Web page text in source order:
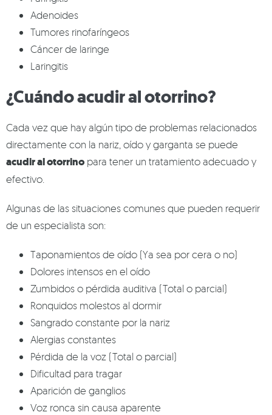
Adenoides
Tumores rinofaríngeos
Cáncer de laringe
Laringitis
¿Cuándo acudir al otorrino?
Cada vez que hay algún tipo de problemas relacionados
directamente con la nariz, oído y garganta se puede
acudir al otorrino para tener un tratamiento adecuado y
efectivo.
Algunas de las situaciones comunes que pueden requerir
de un especialista son:
Taponamientos de oído (Ya sea por cera o no)
Dolores intensos en el oído
Zumbidos o pérdida auditiva (Total o parcial)
Ronquidos molestos al dormir
Sangrado constante por la nariz
Alergias constantes
Pérdida de la voz (Total o parcial)
Dificultad para tragar
Aparición de ganglios
Voz ronca sin causa aparente